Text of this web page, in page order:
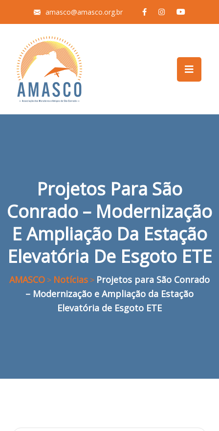
amasco@amasco.org.br
Projetos Para São
Conrado – Modernização
E Ampliação Da Estação
Elevatória De Esgoto ETE
AMASCO > Notícias > Projetos para São Conrado
– Modernização e Ampliação da Estação
Elevatória de Esgoto ETE